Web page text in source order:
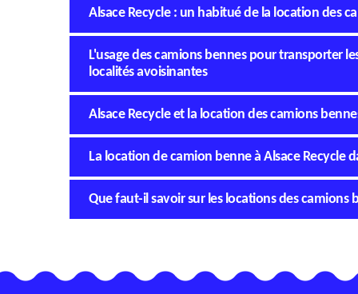
Alsace Recycle : un habitué de la location des
L'usage des camions bennes pour transporter
localités avoisinantes
Alsace Recycle et la location des camions
La location de camion benne à Alsace Recycle
Que faut-il savoir sur les locations des camions